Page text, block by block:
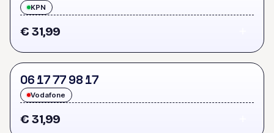
KPN
€ 31,99
06 1777 98 17
Vodafone
€ 31,99